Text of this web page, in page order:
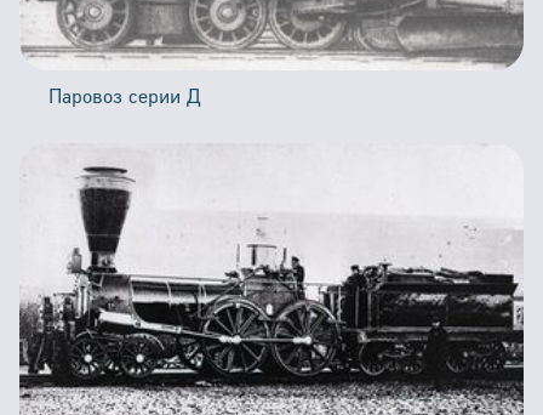
Паровоз серии Д